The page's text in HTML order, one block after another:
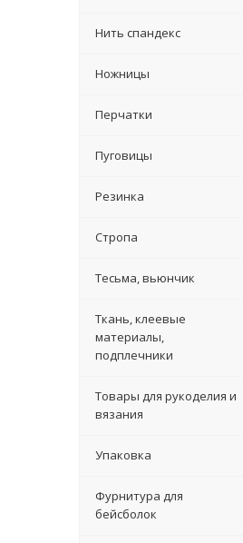
Нить спандекс
Ножницы
Перчатки
Пуговицы
Резинка
Стропа
Тесьма, вьюнчик
Ткань, клеевые
материалы,
подплечники
Товары для рукоделия и
вязания
Упаковка
Фурнитура для
бейсболок